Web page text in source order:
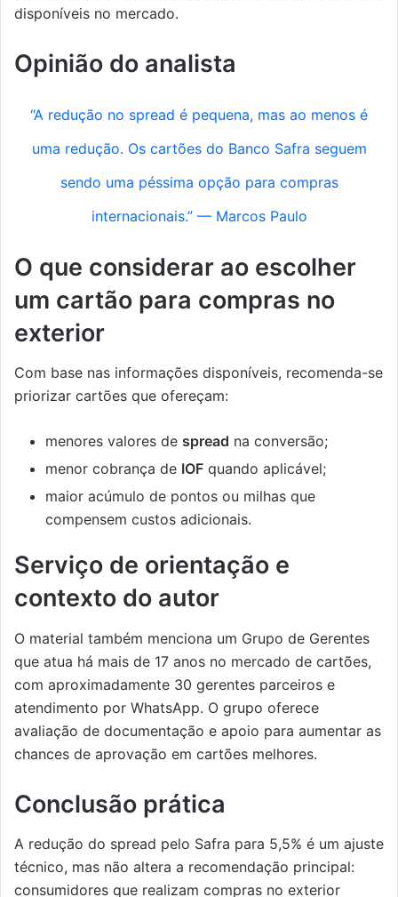
disponíveis no mercado.
Opinião do analista
“A redução no spread é pequena, mas ao menos é
uma redução. Os cartões do Banco Safra seguem
sendo uma péssima opção para compras
internacionais.” — Marcos Paulo
O que considerar ao escolher
um cartão para compras no
exterior
Com base nas informações disponíveis, recomenda-se
priorizar cartões que ofereçam:
menores valores de spread na conversão;
menor cobrança de IOF quando aplicável;
maior acúmulo de pontos ou milhas que
compensem custos adicionais.
Serviço de orientação e
contexto do autor
O material também menciona um Grupo de Gerentes
que atua há mais de 17 anos no mercado de cartões,
com aproximadamente 30 gerentes parceiros e
atendimento por WhatsApp. O grupo oferece
avaliação de documentação e apoio para aumentar as
chances de aprovação em cartões melhores.
Conclusão prática
A redução do spread pelo Safra para 5,5% é um ajuste
técnico, mas não altera a recomendação principal:
consumidores que realizam compras no exterior